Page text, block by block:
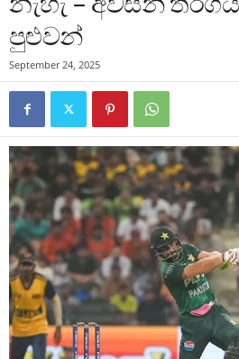
පුළුවන්
September 24, 2025